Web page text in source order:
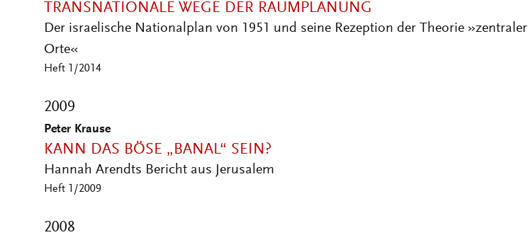
TRANSNATIONALE WEGE DER RAUMPLANUNG
Der israelische Nationalplan von 1951 und seine Rezeption der Theorie »zentraler
Orte«
Heft 1/2014
2009
Peter Krause
KANN DAS BÖSE „BANAL“ SEIN?
Hannah Arendts Bericht aus Jerusalem
Heft 1/2009
2008